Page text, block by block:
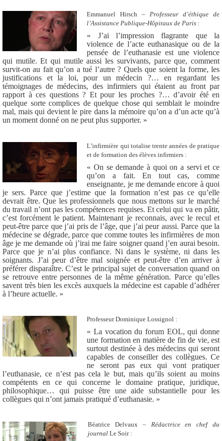
Emmanuel Hirsch –Professeur d’éthique de
l’Assistance Publique-Hôpitaux de Paris :
« J’ai l’impression flagrante que la
violence de l’acte euthanasique ou de la
pensée de l’euthanasie est une violence
qui mutile. Et qui mutile aussi les survivants, parce que, comment
survit-on au fait qu’on a tué l’autre ? Quels que soient la forme, les
justifications et la loi, pour un médecin ?… en regardant les
témoignages de médecins, des infirmiers qui étaient au front par
rapport à ces questions ? Et pour les proches ?… d’avoir été en
quelque sorte complices de quelque chose qui semblait le moindre
mal, mais qui devient le pire dans la mémoire qu’on a d’un acte qu’à
un moment donné on ne peut plus supporter. »
L’infirmière qui totalise trente années de pratique
et de formation des élèves infirmiers :
« On se demande à quoi on a servi et ce
qu’on a fait. En tout cas, comme
enseignante, je me demande encore à quoi
je sers. Parce que j’estime que la formation n’est pas ce qu’elle
devrait être. Que les professionnels que nous mettons sur le marché
du travail n’ont pas les compétences requises. Et celui qui va en pâtir,
c’est forcément le patient. Maintenant je reconnais, avec le recul et
peut-être parce que j’ai pris de l’âge, que j’ai peur aussi. Parce que la
médecine se dégrade, parce que comme toutes les infirmières de mon
âge je me demande où j’irai me faire soigner quand j’en aurai besoin.
Parce que je n’ai plus confiance. Ni dans le système, ni dans les
soignants. J’ai peur d’être mal soignée et peut-être d’en arriver à
préférer disparaître. C’est le principal sujet de conversation quand on
se retrouve entre personnes de la même génération. Parce qu’elles
savent très bien les excès auxquels la médecine est capable d’adhérer
à l’heure actuelle. »
Professeur Dominique Lossignol :
« La vocation du forum EOL, qui donne
une formation en matière de fin de vie, est
surtout destinée à des médecins qui seront
capables de conseiller des collègues. Ce
ne seront pas eux qui vont pratiquer
l’euthanasie, ce n’est pas cela le but, mais qu’ils soient au moins
compétents en ce qui concerne le domaine pratique, juridique,
philosophique… qui puisse être une aide substantielle pour les
collègues qui n’ont jamais pratiqué d’euthanasie. »
Béatrice Delvaux – Rédactrice en chef du
journal Le Soir :